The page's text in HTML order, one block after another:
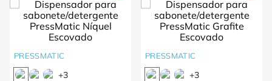
PRESSMATIC
+3
PRESSMATIC
+3